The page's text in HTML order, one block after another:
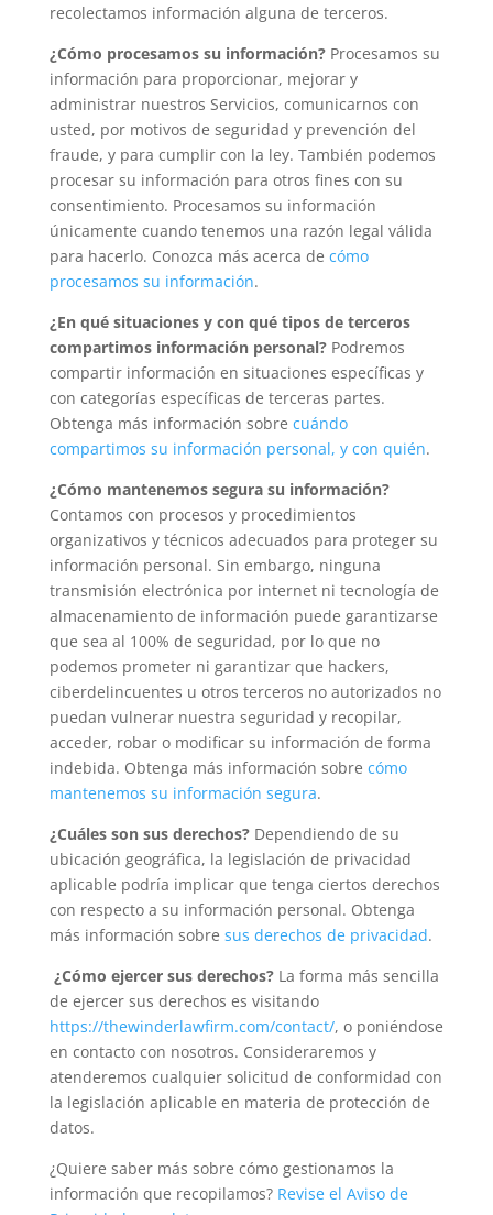
recolectamos información alguna de terceros.
¿Cómo procesamos su información?Procesamos su
información para proporcionar, mejorar y
administrar nuestros Servicios, comunicarnos con
usted, por motivos de seguridad y prevención del
fraude, y para cumplir con la ley. También podemos
procesar su información para otros fines con su
consentimiento. Procesamos su información
únicamente cuando tenemos una razón legal válida
para hacerlo. Conozca más acerca de cómo
procesamos su información.
¿En qué situaciones y con qué tipos de terceros
compartimos información personal?Podremos
compartir información en situaciones específicas y
con categorías específicas de terceras partes.
Obtenga más información sobre cuándo
compartimos su información personal, y con quién.
¿Cómo mantenemos segura su información?
Contamos con procesos y procedimientos
organizativos y técnicos adecuados para proteger su
información personal. Sin embargo, ninguna
transmisión electrónica por internet ni tecnología de
almacenamiento de información puede garantizarse
que sea al 100% de seguridad, por lo que no
podemos prometer ni garantizar que hackers,
ciberdelincuentes u otros terceros no autorizados no
puedan vulnerar nuestra seguridad y recopilar,
acceder, robar o modificar su información de forma
indebida. Obtenga más información sobre cómo
mantenemos su información segura.
¿Cuáles son sus derechos?Dependiendo de su
ubicación geográfica, la legislación de privacidad
aplicable podría implicar que tenga ciertos derechos
con respecto a su información personal. Obtenga
más información sobre sus derechos de privacidad.
¿Cómo ejercer sus derechos?La forma más sencilla
de ejercer sus derechos es visitando
https://thewinderlawfirm.com/contact/, o poniéndose
en contacto con nosotros. Consideraremos y
atenderemos cualquier solicitud de conformidad con
la legislación aplicable en materia de protección de
datos.
¿Quiere saber más sobre cómo gestionamos la
información que recopilamos? Revise el Aviso de